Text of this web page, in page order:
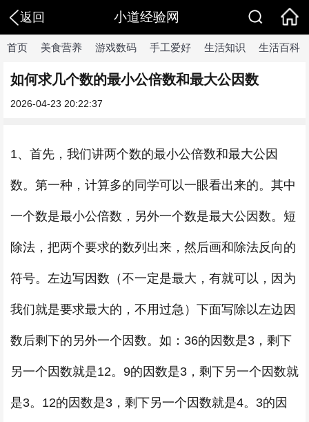
返回 小道经验网
首页 美食营养 游戏数码 手工爱好 生活知识 生活百科
如何求几个数的最小公倍数和最大公因数
2026-04-23 20:22:37
1、首先，我们讲两个数的最小公倍数和最大公因
数。第一种，计算多的同学可以一眼看出来的。其中
一个数是最小公倍数，另外一个数是最大公因数。短
除法，把两个要求的数列出来，然后画和除法反向的
符号。左边写因数（不一定是最大，有就可以，因为
我们就是要求最大的，不用过急）下面写除以左边因
数后剩下的另外一个因数。如：36的因数是3，剩下
另一个因数就是12。9的因数是3，剩下另一个因数就
是3。12的因数是3，剩下另一个因数就是4。3的因